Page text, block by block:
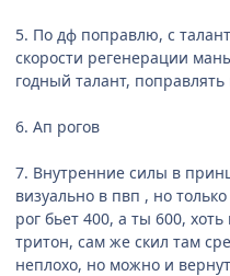
5. По дф поправлю, с
скорости регенерации
годный талант,
6. Ап рогов
7. Внутренние силы в
визуально в пвп , но
рог бьет 400, а ты 600,
тритон, сам же скил там
неплохо, но можно и